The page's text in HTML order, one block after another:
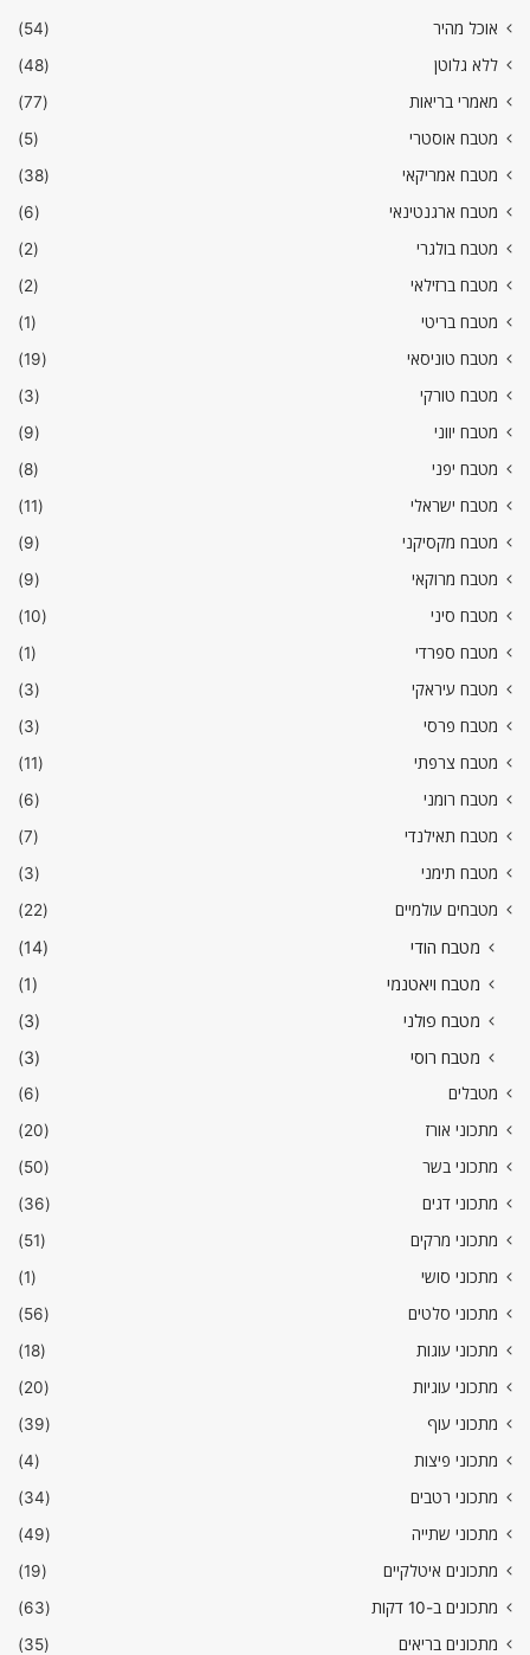
אוכל מהיר
(54)
ללא גלוטן
(48)
מאמרי בריאות
(77)
מטבח אוסטרי
(5)
מטבח אמריקאי
(38)
מטבח ארגנטינאי
(6)
מטבח בולגרי
(2)
מטבח ברזילאי
(2)
מטבח בריטי
(1)
מטבח טוניסאי
(19)
מטבח טורקי
(3)
מטבח יווני
(9)
מטבח יפני
(8)
מטבח ישראלי
(11)
מטבח מקסיקני
(9)
מטבח מרוקאי
(9)
מטבח סיני
(10)
מטבח ספרדי
(1)
מטבח עיראקי
(3)
מטבח פרסי
(3)
מטבח צרפתי
(11)
מטבח רומני
(6)
מטבח תאילנדי
(7)
מטבח תימני
(3)
מטבחים עולמיים
(22)
מטבח הודי
(14)
מטבח ויאטנמי
(1)
מטבח פולני
(3)
מטבח רוסי
(3)
מטבלים
(6)
מתכוני אורז
(20)
מתכוני בשר
(50)
מתכוני דגים
(36)
מתכוני מרקים
(51)
מתכוני סושי
(1)
מתכוני סלטים
(56)
מתכוני עוגות
(18)
מתכוני עוגיות
(20)
מתכוני עוף
(39)
מתכוני פיצות
(4)
מתכוני רטבים
(34)
מתכוני שתייה
(49)
מתכונים איטלקיים
(19)
מתכונים ב-10 דקות
(63)
מתכונים בריאים
(35)